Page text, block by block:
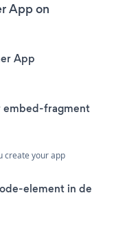
App on
App
embed-fragment
create your app
element in de